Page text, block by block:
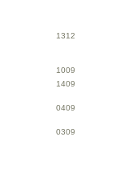
1312
1009
1409
0409
0309